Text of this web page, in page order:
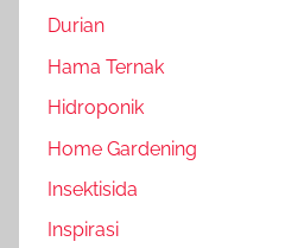
Durian
Hama Ternak
Hidroponik
Home Gardening
Insektisida
Inspirasi